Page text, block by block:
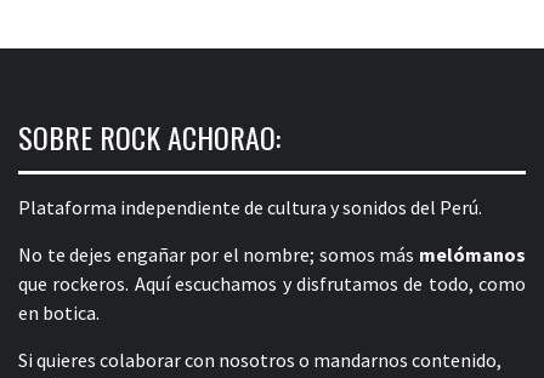
SOBRE ROCK ACHORAO:
Plataforma independiente de cultura y sonidos del Perú.
No te dejes engañar por el nombre; somos más melómanos
que rockeros. Aquí escuchamos y disfrutamos de todo, como
en botica.
Si quieres colaborar con nosotros o mandarnos contenido,